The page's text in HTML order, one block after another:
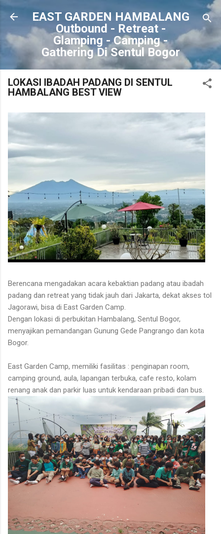
Langsung ke konten utama
EAST GARDEN HAMBALANG
Outbound - Retreat -
Glamping - Camping -
Gathering Di Sentul Bogor
LOKASI IBADAH PADANG DI SENTUL
HAMBALANG BEST VIEW
Berencana mengadakan acara kebaktian padang atau ibadah
padang dan retreat yang tidak jauh dari Jakarta, dekat akses tol
Jagorawi, bisa di East Garden Camp.
Dengan lokasi di perbukitan Hambalang, Sentul Bogor,
menyajikan pemandangan Gunung Gede Pangrango dan kota
Bogor.
East Garden Camp, memiliki fasilitas : penginapan room,
camping ground, aula, lapangan terbuka, cafe resto, kolam
renang anak dan parkir luas untuk kendaraan pribadi dan bus.